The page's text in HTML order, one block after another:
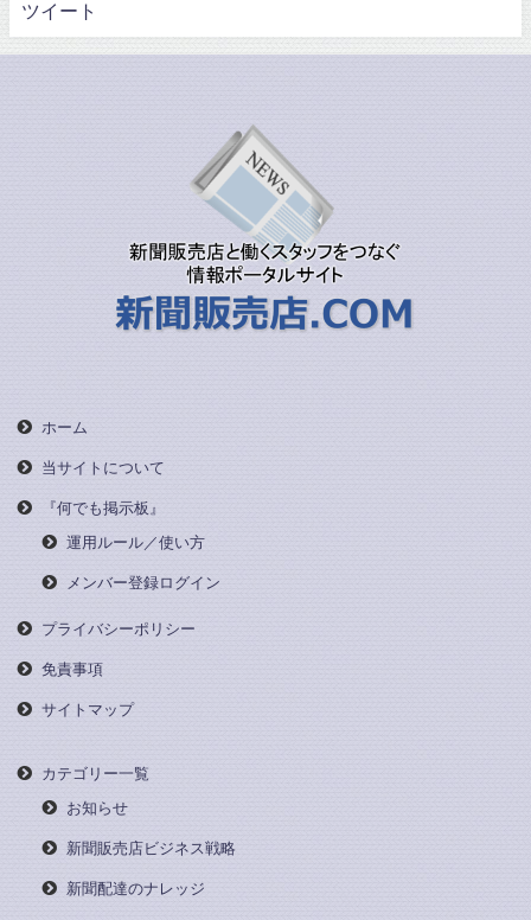
ツイート
ホーム
当サイトについて
『何でも掲示板』
運用ルール／使い方
メンバー登録ログイン
プライバシーポリシー
免責事項
サイトマップ
カテゴリー一覧
お知らせ
新聞販売店ビジネス戦略
新聞配達のナレッジ